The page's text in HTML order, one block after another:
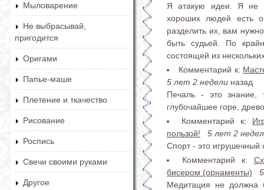
Мыловарение
Не выбрасывай,
пригодится
Оригами
Папье-маше
Плетение и ткачество
Рисование
Роспись
Свечи своими руками
Другое
Я атакую идеи. Я не
хороших людей есть
разделить их, вам
быть судьей. По
состоящей из
Комментарий к:
5 лет 2 недели назад
Печаль - это знание,
глубочайшее горе,
Комментарий к:
пользой!
5 лет 2
Спорт - это игрушечный
Комментарий к:
бисером (орнаменты)
Медитация не должна